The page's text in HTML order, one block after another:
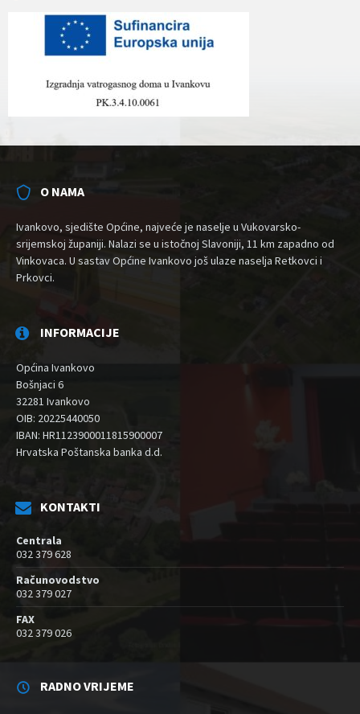
O NAMA
Ivankovo, sjedište Općine, najveće je naselje u Vukovarsko-
srijemskoj županiji. Nalazi se u istočnoj Slavoniji, 11 km zapadno od
Vinkovaca. U sastav Općine Ivankovo još ulaze naselja Retkovci i
Prkovci.
INFORMACIJE
Općina Ivankovo
Bošnjaci 6
32281 Ivankovo
OIB: 20225440050
IBAN: HR1123900011815900007
Hrvatska Poštanska banka d.d.
KONTAKTI
Centrala
032 379 628
Računovodstvo
032 379 027
FAX
032 379 026
RADNO VRIJEME